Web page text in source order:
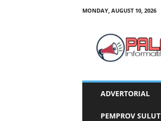
MONDAY, AUGUST 10, 2026
ADVERTORIAL
PEMPROV SULUT